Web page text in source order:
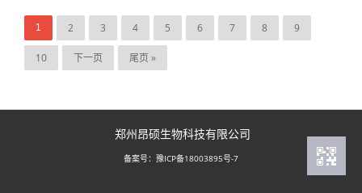
1 2 3 4 5 6 7 8 9
10 下一页 尾页 »
郑州昂硕生物科技有限公司
备案号： 豫ICP备18003895号-7